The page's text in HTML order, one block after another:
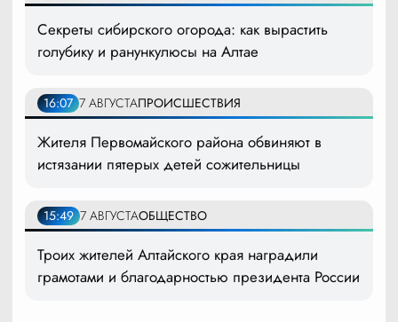
Секреты сибирского огорода: как вырастить
голубику и ранункулюсы на Алтае
16:07 7 АВГУСТАПРОИСШЕСТВИЯ
Жителя Первомайского района обвиняют в
истязании пятерых детей сожительницы
15:49 7 АВГУСТАОБЩЕСТВО
Троих жителей Алтайского края наградили
грамотами и благодарностью президента России